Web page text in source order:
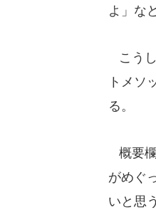
よ」な
こう
トメソ
る。
概要
がめぐ
いと思